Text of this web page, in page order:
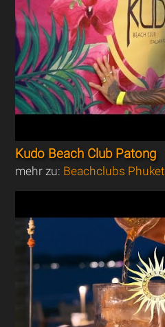
Kudo Beach Club Patong
mehr zu: Beachclubs Phuket